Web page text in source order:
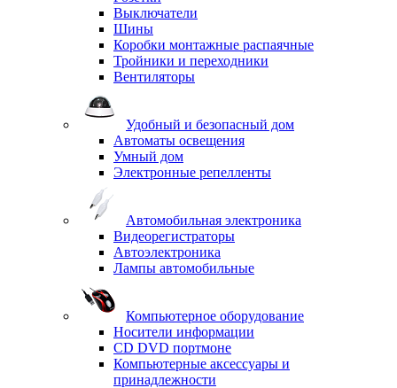
Выключатели
Шины
Коробки монтажные распаячные
Тройники и переходники
Вентиляторы
Удобный и безопасный дом
Автоматы освещения
Умный дом
Электронные репелленты
Автомобильная электроника
Видеорегистраторы
Автоэлектроника
Лампы автомобильные
Компьютерное оборудование
Носители информации
CD DVD портмоне
Компьютерные аксессуары и
принадлежности